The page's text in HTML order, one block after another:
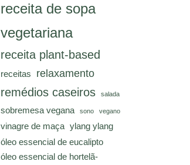
receita de sopa
vegetariana
receita plant-based
receitas relaxamento
remédios caseiros salada
sobremesa vegana sono vegano
vinagre de maça ylang ylang
óleo essencial de eucalipto
óleo essencial de hortelã-